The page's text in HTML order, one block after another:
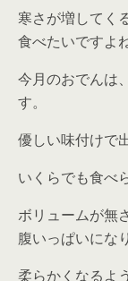
寒さが増してく
食べたいですよ
今月のおでんは
す。
優しい味付けで
いくらでも食べ
ボリュームが無
腹いっぱいにな
柔らかくなるよ